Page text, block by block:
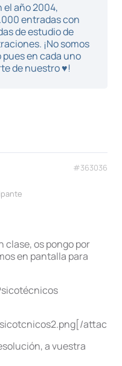
el año 2004,
entradas con
de estudio de
¡No somos
en cada uno
de nuestro ♥!
#363036
clase, os pongo por
en pantalla para
a vuestra